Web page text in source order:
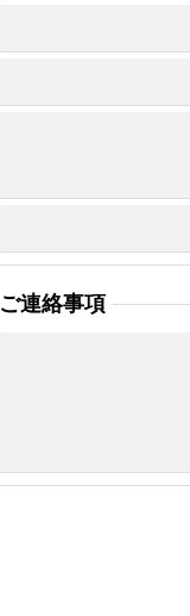
ご連絡事項